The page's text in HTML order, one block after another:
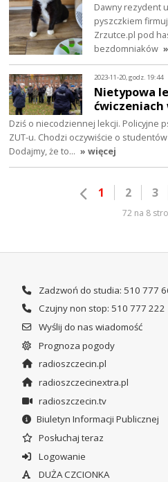
Dawny rezydent
pyszczkiem
Zrzutce.pl pod
bezdomniaków
2023-11-20, godz. 19:44
Nietypowa
ćwiczeniach
Dziś o niecodziennej lekcji. Policyjne
ZUT-u. Chodzi oczywiście o
Dodajmy, że to… » więcej
1 2 3
72 na 8
Zadzwoń do studia: 510 777
Czujny non stop: 510 777 222
Wyślij do nas wiadomość
Prognoza pogody
radioszczecin.pl
radioszczecinextra.pl
radioszczecin.tv
Biuletyn Informacji Publicznej
Posłuchaj teraz
Logowanie
DUŻA CZCIONKA